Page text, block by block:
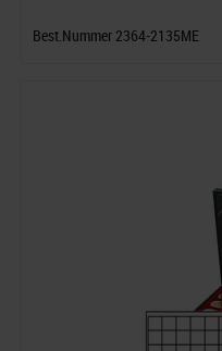
Best.Nummer 2364-2135ME